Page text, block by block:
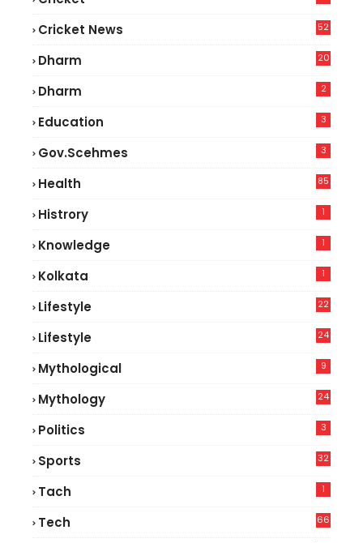
Cricket News
52
Dharm 20
Dharm 2
Education 3
Gov.scehmes 3
Health
85
Histrory 1
Knowledge 1
Kolkata 1
Lifestyle
22
Lifestyle
24
Mythological 9
Mythology 24
Politics 3
Sports 32
Tach 1
Tech
66